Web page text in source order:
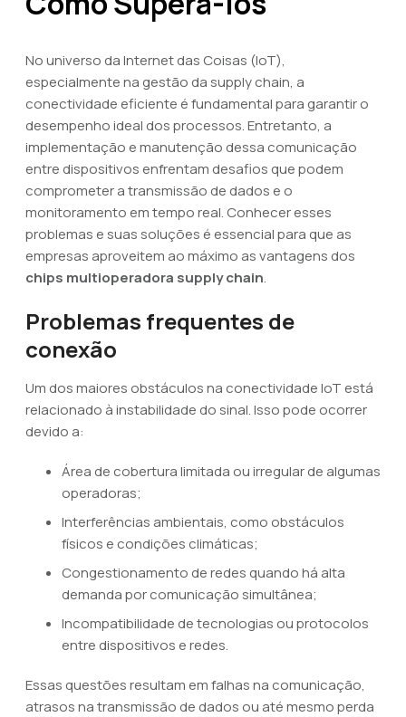
No universo da Internet das Coisas (IoT),
especialmente na gestão da supply chain, a
conectividade eficiente é fundamental para garantir o
desempenho ideal dos processos. Entretanto, a
implementação e manutenção dessa comunicação
entre dispositivos enfrentam desafios que podem
comprometer a transmissão de dados e o
monitoramento em tempo real. Conhecer esses
problemas e suas soluções é essencial para que as
empresas aproveitem ao máximo as vantagens dos
chips multioperadora supply chain.
Problemas frequentes de
conexão
Um dos maiores obstáculos na conectividade IoT está
relacionado à instabilidade do sinal. Isso pode ocorrer
devido a:
Área de cobertura limitada ou irregular de algumas
operadoras;
Interferências ambientais, como obstáculos
físicos e condições climáticas;
Congestionamento de redes quando há alta
demanda por comunicação simultânea;
Incompatibilidade de tecnologias ou protocolos
entre dispositivos e redes.
Essas questões resultam em falhas na comunicação,
atrasos na transmissão de dados ou até mesmo perda